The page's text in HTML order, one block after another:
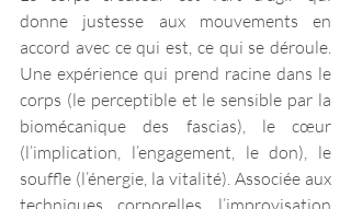
donne justesse aux mouvements en
accord avec ce qui est, ce qui se déroule.
Une expérience qui prend racine dans le
corps (le perceptible et le sensible par la
biomécanique des fascias), le cœur
(l’implication, l’engagement, le don), le
souffle (l’énergie, la vitalité). Associée aux